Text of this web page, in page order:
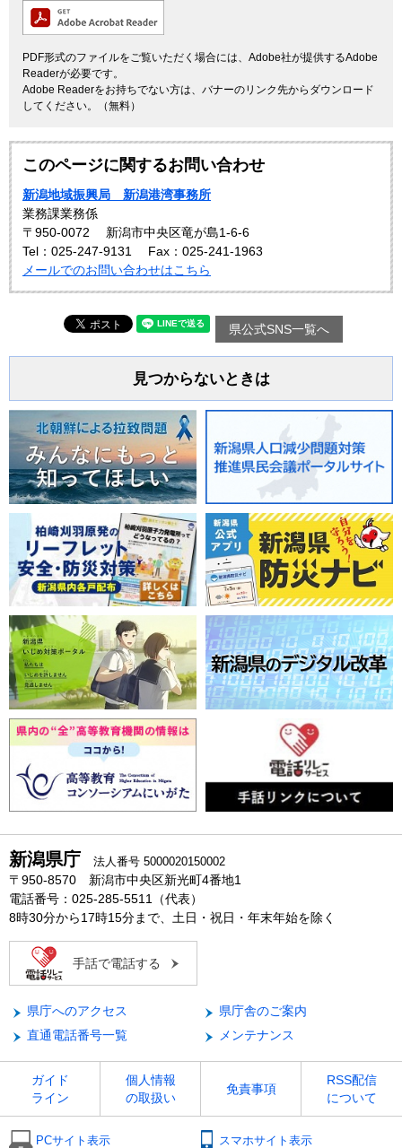
PDF形式のファイルをご覧いただく場合には、Adobe社が提供するAdobe
Readerが必要です。
Adobe Readerをお持ちでない方は、バナーのリンク先からダウンロード
してください。（無料）
このページに関するお問い合わせ
新潟地域振興局 新潟港湾事務所
業務課業務係
〒950-0072
新潟市中央区竜が島1-6-6
Tel：025-247-9131
Fax：025-241-1963
メールでのお問い合わせはこちら
県公式SNS一覧へ
見つからないときは
新潟県庁 法人番号 5000020150002
〒950-8570 新潟市中央区新光町4番地1
電話番号：025-285-5511（代表）
8時30分から17時15分まで、土日・祝日・年末年始を除く
手話で電話する
県庁へのアクセス
県庁舎のご案内
直通電話番号一覧
メンテナンス
ガイド
ライン
個人情報
の取扱い
免責事項
RSS配信
について
PCサイト表示 スマホサイト表示